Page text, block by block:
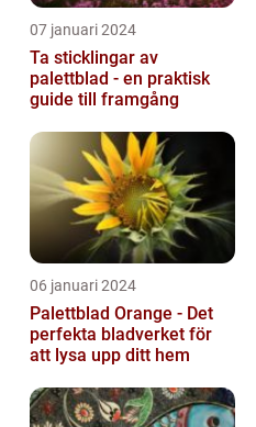
07 januari 2024
Ta sticklingar av
palettblad - en praktisk
guide till framgång
06 januari 2024
Palettblad Orange - Det
perfekta bladverket för
att lysa upp ditt hem